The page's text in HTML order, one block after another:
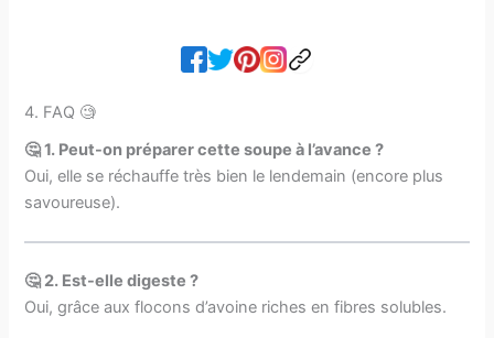
4. FAQ 🧐
🤔 1. Peut-on préparer cette soupe à l’avance ?
Oui, elle se réchauffe très bien le lendemain (encore plus
savoureuse).
🤔 2. Est-elle digeste ?
Oui, grâce aux flocons d’avoine riches en fibres solubles.